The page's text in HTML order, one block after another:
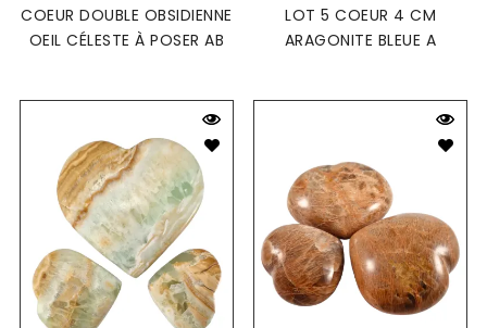
COEUR DOUBLE OBSIDIENNE
OEIL CÉLESTE À POSER AB
LOT 5 COEUR 4 CM
ARAGONITE BLEUE A